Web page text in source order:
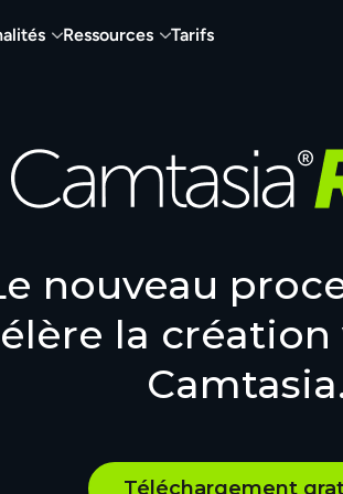
Ressources Tarifs
nouveau
la
Téléchargement